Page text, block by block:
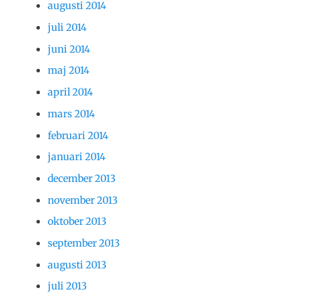
augusti 2014
juli 2014
juni 2014
maj 2014
april 2014
mars 2014
februari 2014
januari 2014
december 2013
november 2013
oktober 2013
september 2013
augusti 2013
juli 2013